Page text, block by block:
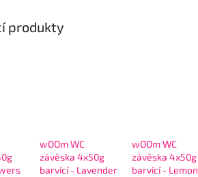
produkty
wOOm WC
závěska 4x50g
barvící - Lavender
wOOm WC
závěska 4x50g
barvící - Lemon